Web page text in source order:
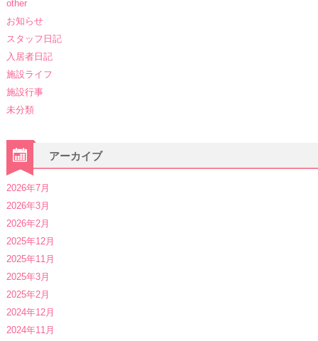
other
お知らせ
スタッフ日記
入居者日記
施設ライフ
施設行事
未分類
アーカイブ
2026年7月
2026年3月
2026年2月
2025年12月
2025年11月
2025年3月
2025年2月
2024年12月
2024年11月